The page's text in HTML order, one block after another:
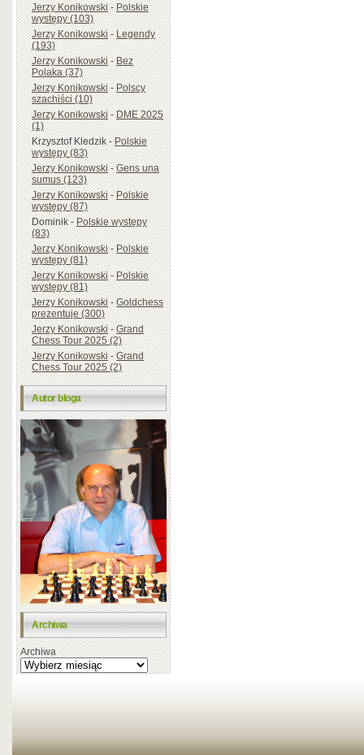
Jerzy Konikowski-Polskie
występy (103)
Jerzy Konikowski-Legendy
(193)
Jerzy Konikowski-Bez
Polaka (37)
Jerzy Konikowski-Polscy
szachiści (10)
Jerzy Konikowski-DME 2025
(1)
Krzysztof Kledzik-Polskie
występy (83)
Jerzy Konikowski-Gens una
sumus (123)
Jerzy Konikowski-Polskie
występy (87)
Dominik-Polskie występy
(83)
Jerzy Konikowski-Polskie
występy (81)
Jerzy Konikowski-Polskie
występy (81)
Jerzy Konikowski-Goldchess
prezentuje (300)
Jerzy Konikowski-Grand
Chess Tour 2025 (2)
Jerzy Konikowski-Grand
Chess Tour 2025 (2)
Autor bloga
Archiwa
Archiwa